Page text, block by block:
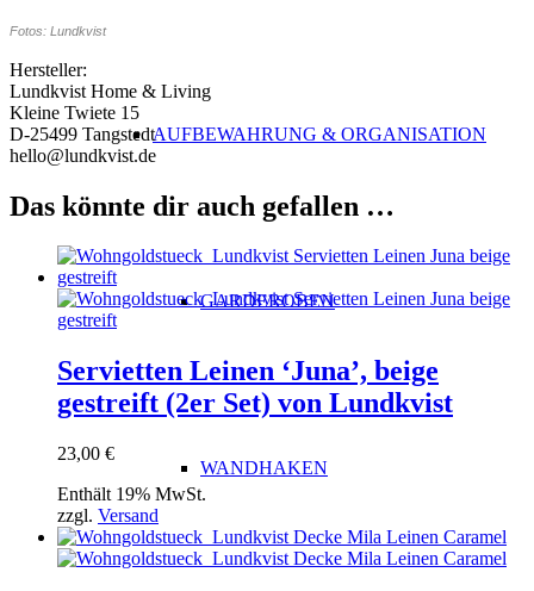
AUFBEWAHRUNG & ORGANISATION
GARDEROBEN
WANDHAKEN
Fotos: Lundkvist
Hersteller:
Lundkvist Home & Living
Kleine Twiete 15
D-25499 Tangstedt
hello@lundkvist.de
Das könnte dir auch gefallen …
Servietten Leinen ‘Juna’, beige
gestreift (2er Set) von Lundkvist
23,00 €
Enthält 19% MwSt.
zzgl. Versand